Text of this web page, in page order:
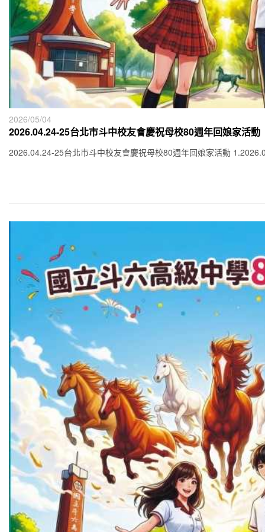
2026/05/04
2026.04.24-25台北市斗中校友會慶祝母校80週年回娘家活動
2026.04.24-25台北市斗中校友會慶祝母校80週年回娘家活動